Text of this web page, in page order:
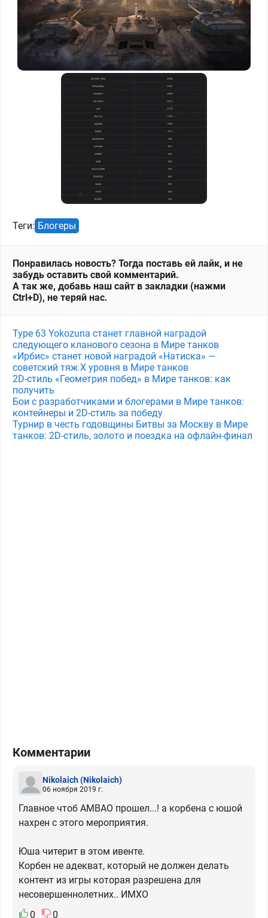
Теги: Блогеры
Понравилась новость? Тогда поставь ей лайк, и не
забудь оставить свой комментарий.
А так же, добавь наш сайт в закладки (нажми
Ctrl+D), не теряй нас.
Type 63 Yokozuna станет главной наградой
следующего кланового сезона в Мире танков
«Ирбис» станет новой наградой «Натиска» —
советский тяж X уровня в Мире танков
2D-стиль «Геометрия побед» в Мире танков: как
получить
Бои с разработчиками и блогерами в Мире танков:
контейнеры и 2D-стиль за победу
Турнир в честь годовщины Битвы за Москву в Мире
танков: 2D-стиль, золото и поездка на офлайн-финал
Комментарии
Nikolaich(Nikolaich)
06 ноября 2019 г.
Главное чтоб АМВАО прошел...! а корбена с юшой
нахрен с этого мероприятия.
Юша читерит в этом ивенте.
Корбен не адекват, который не должен делать
контент из игры которая разрешена для
несовершеннолетних.. ИМХО
0
0